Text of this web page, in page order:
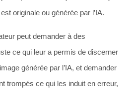
originale ou générée par l’IA.
peut demander à des
ce qui leur a permis de discerner
générée par l’IA, et demander
trompés ce qui les induit en erreur,